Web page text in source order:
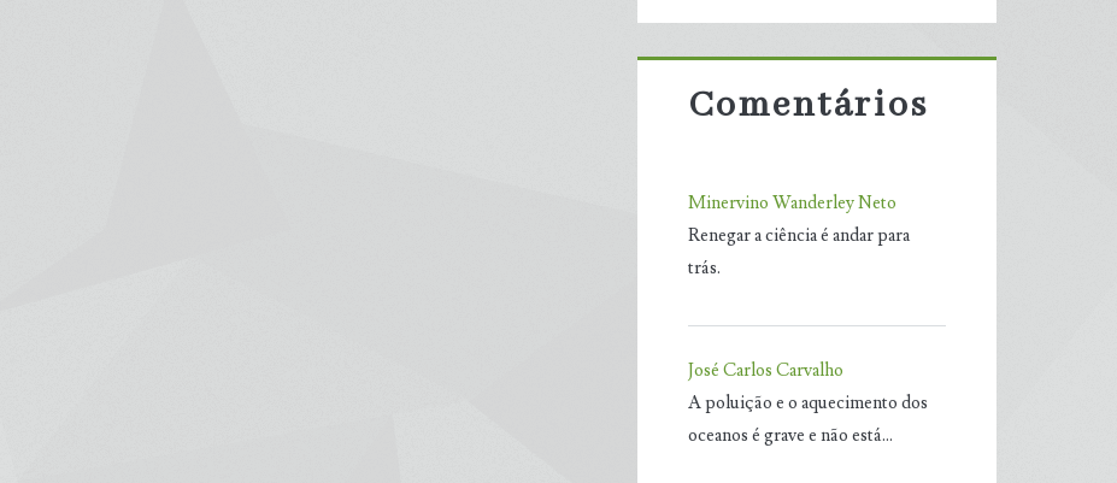
Comentários
Minervino Wanderley Neto
Renegar a ciência é andar para
trás.
José Carlos Carvalho
A poluição e o aquecimento dos
oceanos é grave e não está…